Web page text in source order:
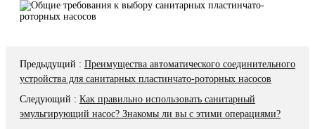
Предыдущий : Преимущества автоматического соединительного
устройства для санитарных пластинчато-роторных насосов
Следующий : Как правильно использовать санитарный
эмульгирующий насос? Знакомы ли вы с этими операциями?